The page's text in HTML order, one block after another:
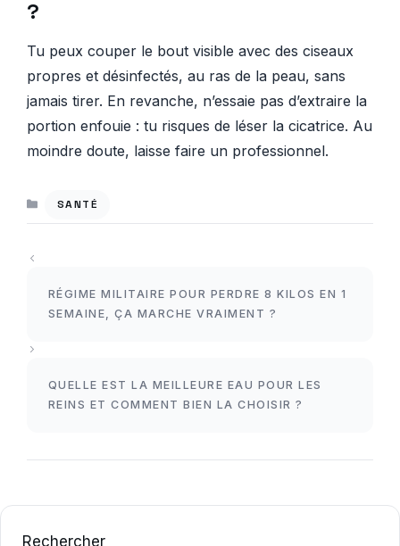
?
Tu peux couper le bout visible avec des ciseaux
propres et désinfectés, au ras de la peau, sans
jamais tirer. En revanche, n’essaie pas d’extraire la
portion enfouie : tu risques de léser la cicatrice. Au
moindre doute, laisse faire un professionnel.
SANTÉ
RÉGIME MILITAIRE POUR PERDRE 8 KILOS EN 1
SEMAINE, ÇA MARCHE VRAIMENT ?
QUELLE EST LA MEILLEURE EAU POUR LES
REINS ET COMMENT BIEN LA CHOISIR ?
Rechercher